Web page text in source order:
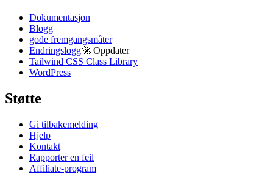
Dokumentasjon
Blogg
gode fremgangsmåter
Endringslogg🚀 Oppdater
Tailwind CSS Class Library
WordPress
Støtte
Gi tilbakemelding
Hjelp
Kontakt
Rapporter en feil
Affiliate-program